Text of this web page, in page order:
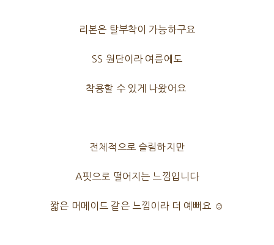
리본은 탈부착이 가능하구요
SS 원단이라 여름에도
착용할 수 있게 나왔어요
전체적으로 슬림하지만
A핏으로 떨어지는 느낌입니다
짧은 머메이드 같은 느낌이라 더 예뻐요 ☺